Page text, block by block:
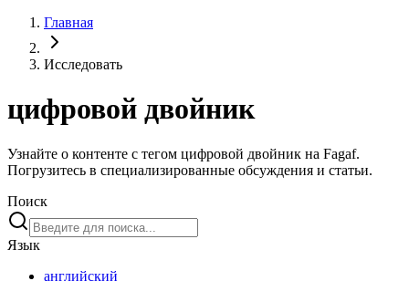
Главная
Исследовать
цифровой двойник
Узнайте о контенте с тегом цифровой двойник на Fagaf.
Погрузитесь в специализированные обсуждения и статьи.
Поиск
Язык
английский